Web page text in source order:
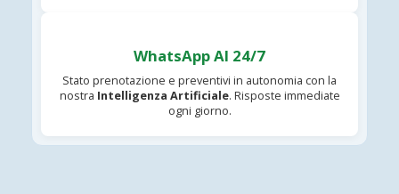
WhatsApp AI 24/7
Stato prenotazione e preventivi in autonomia con la
nostra Intelligenza Artificiale. Risposte immediate
ogni giorno.